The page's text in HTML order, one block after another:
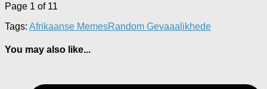
Page 1 of 11
Tags: Afrikaanse MemesRandom Gevaaalikhede
You may also like...